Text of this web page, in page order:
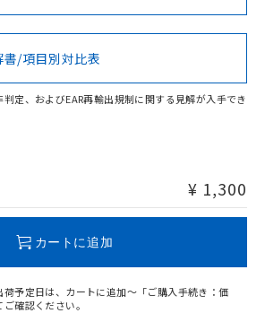
Hg Cd Cr(VI)
O
混在する可能性があります。
。
この製品の規格認証/適合状況ページへ
はこちらのページからご検索ください
書/項目別対比表
定、およびEAR再輸出規制に関する見解が入手でき
¥ 1,300
カートに追加
予定日は、カートに追加～「ご購入手続き：価
確認ください。